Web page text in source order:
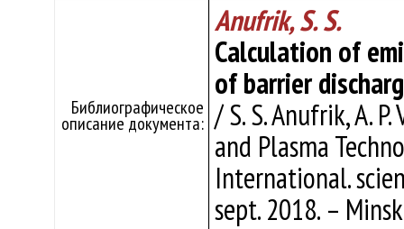
Библиографическое
описание документа:
Anufrik, S. S.
Calculation of
of barrier
/ S. S. Anufrik, A.
and Plasma
International.
sept. 2018. –